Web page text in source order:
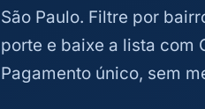
São Paulo. Filtre por
porte e baixe a lista com
Pagamento único, sem